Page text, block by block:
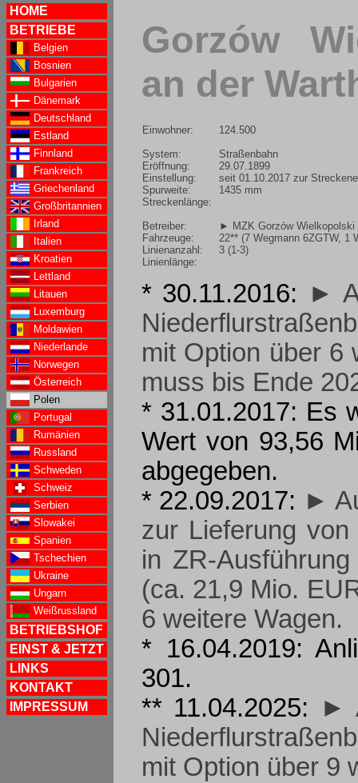
HOME
BETRIEBE
Belgien
Bosnien
Bulgarien
Dänemark
Deutschland
Estland
Finnland
Frankreich
Griechenland
Großbritannien
Irland
Italien
Kroatien
Lettland
Litauen
Luxemburg
Moldawien
Niederlande
Norwegen
Österreich
Polen
Portugal
Rumänien
Russland
Schweden
Schweiz
Serbien
Slowakei
Spanien
Tschechien
Ukraine
Ungarn
Weißrussland
BETRIEBSHOF
EINST & JETZT
LINKS
KONTAKT
IMPRESSUM
Gorzów
an der
Einwohner:
System:
Eröffnung:
Einstellung:
Spurweite:
Streckenlänge:
Betreiber:
Fahrzeuge:
Linienanzahl:
Linienlänge:
124.500
Straßenbahn
29.07.1899
seit 01.10.2017 zur
1435 mm
► MZK Gorzów Wielkopolski
22** (7 Wegmann 6ZGTW, 1
3 (1-3)
* 30.11.2016: ►
mit Option über 6
muss bis Ende
* 31.01.2017: Es
Wert von 93,56
abgegeben.
* 22.09.2017: ►
zur Lieferung von
in ZR-
(ca. 21,9 Mio.
6 weitere Wagen.
* 16.04.2019:
301.
** 11.04.2025:
►
mit Option über 9